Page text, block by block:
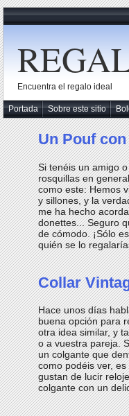
Encuentra el regalo ideal
Portada Sobre este sitio
Un Pouf
Si tenéis un amigo
rosquillas en
como este: Hemos
y sillones, y la
me ha hecho
donettes... Seguro
de cómodo. ¡Sólo
quién se lo
Collar
Hace unos días
buena opción para
otra idea similar, y
o a vuestra pareja.
un colgante que
como podéis ver,
gustan de lucir
colgante con un